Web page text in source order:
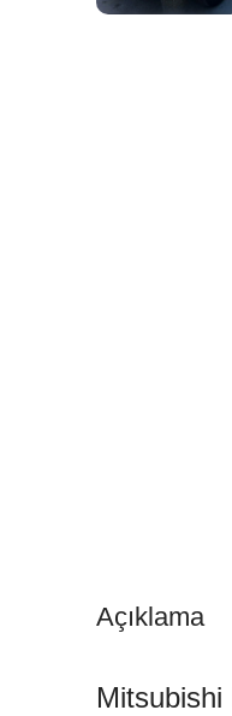
Açıklama
Mitsubishi